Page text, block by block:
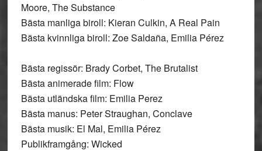
Moore, The Substance
Bästa manliga biroll: Kieran Culkin, A Real Pain
Bästa kvinnliga biroll: Zoe Saldaña, Emilia Pérez
Bästa regissör: Brady Corbet, The Brutalist
Bästa animerade film: Flow
Bästa utländska film: Emilia Perez
Bästa manus: Peter Straughan, Conclave
Bästa musik: El Mal, Emilia Pérez
Publikframgång: Wicked